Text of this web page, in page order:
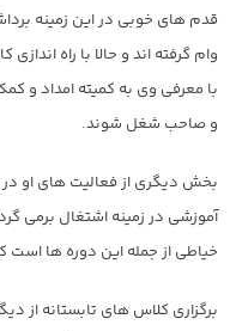
قدم های خوبی در این زمینه
با معرفی وی به کمیته امداد و
و صاحب شغل شوند.
بخش دیگری از فعالیت های او در
آموزشی در زمینه اشتغال برمی
خیاطی از جمله این دوره ها است
برگزاری کلاس های تابستانه از